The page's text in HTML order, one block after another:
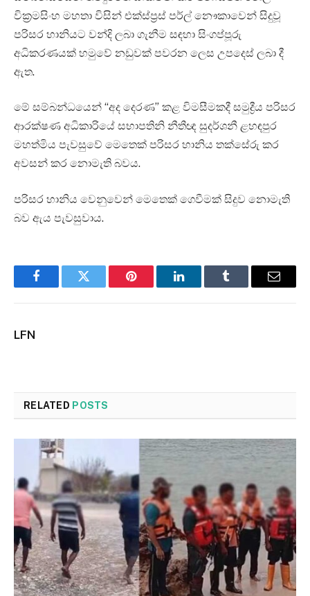
වික්‍රමසිංහ මහතා විසින් එක්ස්ප්‍රස් පර්ල් නෞකාවෙන් සිදුවූ
පරිසර හානියට වන්දි ලබා ගැනීම සඳහා සිංගප්පූරු
අධිකරණයක් හමුවේ නඩුවක් පවරන ලෙස උපදෙස් ලබා දී
ඇත.
මේ සම්බන්ධයෙන් “අද දෙරණ” කළ විමසීමකදී සමුද්‍රීය පරිසර
ආරක්ෂණ අධිකාරියේ සභාපතිනි නීතීඥ සුදර්ශනී ළහඳපුර
මහත්මිය පැවසුවේ මෙතෙක් පරිසර හානිය තක්සේරු කර
අවසන් කර නොමැති බවය.
පරිසර හානිය වෙනුවෙන් මෙතෙක් ගෙවීමක් සිදුව නොමැති
බව ඇය පැවසුවාය.
FacebookTwitter Pinterest LinkedInTumblr Email
LFN
RELATED POSTS